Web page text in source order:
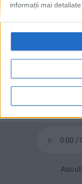
informații mai
retrageți
și făcând clic pe
paginii web.
© 2020Radio TOP